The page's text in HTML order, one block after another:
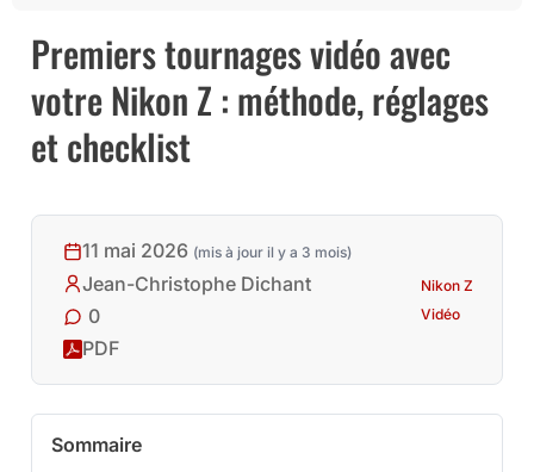
Premiers tournages vidéo avec
votre Nikon Z : méthode, réglages
et checklist
11 mai 2026 (mis à jour il y a 3 mois)
Jean-Christophe Dichant
0
PDF
Nikon Z
Vidéo
Sommaire